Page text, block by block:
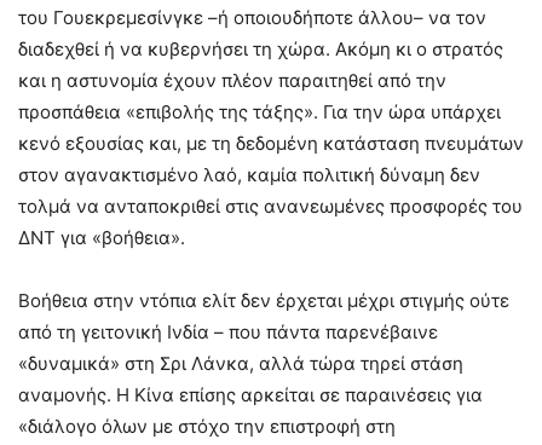
του Γουεκρεμεσίνγκε –ή οποιουδήποτε άλλου– να τον
διαδεχθεί ή να κυβερνήσει τη χώρα. Ακόμη κι ο στρατός
και η αστυνομία έχουν πλέον παραιτηθεί από την
προσπάθεια «επιβολής της τάξης». Για την ώρα υπάρχει
κενό εξουσίας και, με τη δεδομένη κατάσταση πνευμάτων
στον αγανακτισμένο λαό, καμία πολιτική δύναμη δεν
τολμά να ανταποκριθεί στις ανανεωμένες προσφορές του
ΔΝΤ για «βοήθεια».
Βοήθεια στην ντόπια ελίτ δεν έρχεται μέχρι στιγμής ούτε
από τη γειτονική Ινδία – που πάντα παρενέβαινε
«δυναμικά» στη Σρι Λάνκα, αλλά τώρα τηρεί στάση
αναμονής. Η Κίνα επίσης αρκείται σε παραινέσεις για
«διάλογο όλων με στόχο την επιστροφή στη